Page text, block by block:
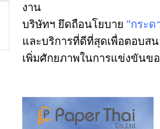
งาน
บริษัทฯ ยึดถือนโยบาย "กระ
และบริการที่ดีที่สุดเพื่อตอบส
เพิ่มศักยภาพในการแข่งขันข